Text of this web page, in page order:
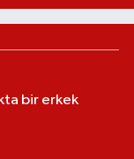
bir erkek